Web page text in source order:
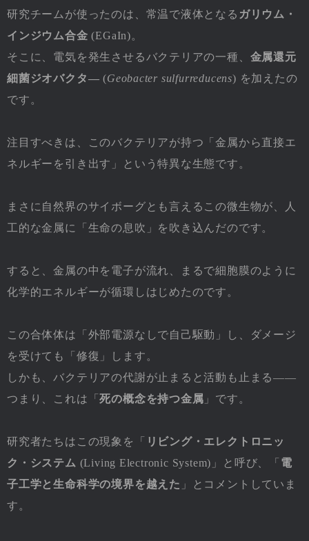
研究チームが使ったのは、常温で液体となる ガリウム・
インジウム合金 (EGaIn)。
そこに、電気を発生させるバクテリアの一種、 金属還元
細菌ジオバクタ― (Geobacter sulfurreducens) を加えたの
です。
注目すべきは、このバクテリアが持つ「金属から直接エ
ネルギーを引き出す」という特異な生態です。
まさに自然界のサイボーグとも言えるこの微生物が、人
工的な金属に「生命の息吹」を吹き込んだのです。
すると、金属の中を電子が流れ、まるで細胞膜のように
化学的エネルギーが循環しはじめたのです。
この合体体は「外部電源なしで自己駆動」し、ダメージ
を受けても「修復」します。
しかも、バクテリアの代謝が止まると活動も止まる――
つまり、これは「死の概念を持つ金属 」です。
研究者たちはこの現象を「 リビング・エレクトロニッ
ク・システム (Living Electronic System)」と呼び、「 電
子工学と生命科学の境界を越えた 」とコメントしていま
す。